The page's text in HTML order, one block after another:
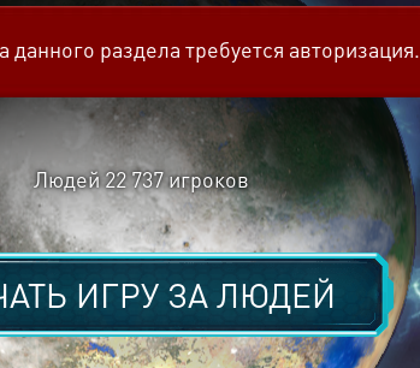
данного раздела требуется авторизация.
Людей 22 737игроков
ИГРУ ЗАЛЮДЕЙ